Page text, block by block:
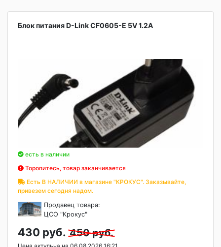
Блок питания D-Link CF0605-E 5V 1.2A
есть в наличии
Торопитесь, товар заканчивается
Есть В НАЛИЧИИ в магазине "КРОКУС". Заказывайте,
привезем сегодня надом.
Продавец товара:
ЦСО "Крокус"
430 руб. 450 руб.